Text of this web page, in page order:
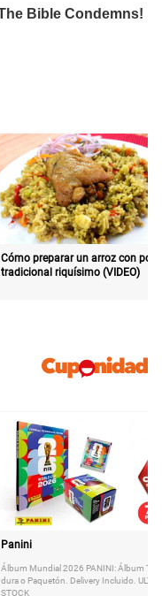
Cómo preparar un arroz con pollo
tradicional riquísimo (VIDEO)
Panini
Álbum Mundial 2026 PANINI: Álbum
dura o Paquetón. Delivery Incluido.
STOCK